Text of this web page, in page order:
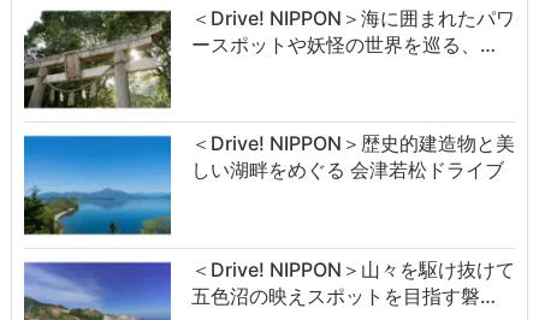
＜Drive! NIPPON＞海に囲まれたパワ
ースポットや妖怪の世界を巡る、…
＜Drive! NIPPON＞歴史的建造物と美
しい湖畔をめぐる 会津若松ドライブ
＜Drive! NIPPON＞山々を駆け抜けて
五色沼の映えスポットを目指す磐…